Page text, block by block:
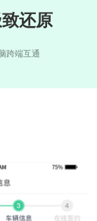
还原
跨端互通